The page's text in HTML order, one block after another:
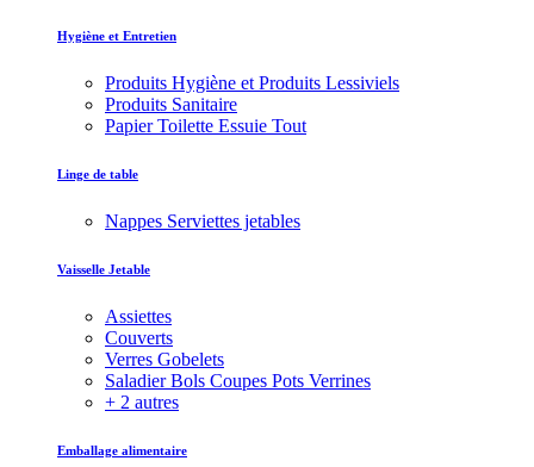
Hygiène et Entretien
Produits Hygiène et Produits Lessiviels
Produits Sanitaire
Papier Toilette Essuie Tout
Linge de table
Nappes Serviettes jetables
Vaisselle Jetable
Assiettes
Couverts
Verres Gobelets
Saladier Bols Coupes Pots Verrines
+ 2 autres
Emballage alimentaire